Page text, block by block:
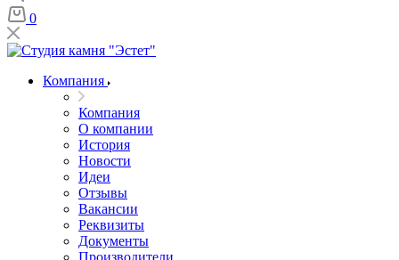
0
Компания
Компания
О компании
История
Новости
Идеи
Отзывы
Вакансии
Реквизиты
Документы
Производители